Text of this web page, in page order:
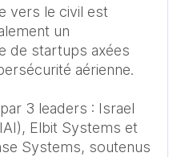
vers le civil est
un
de startups axées
aérienne.
3 leaders : Israel
Elbit Systems et
Systems, soutenus